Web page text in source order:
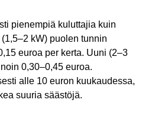
pienempiä kuluttajia kuin
kW) puolen tunnin
euroa per kerta. Uuni (2–3
0,30–0,45 euroa.
alle 10 euron kuukaudessa,
suuria säästöjä.